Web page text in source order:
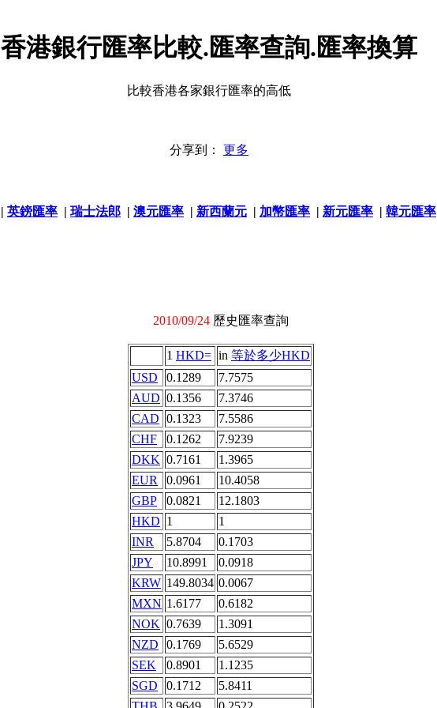
香港銀行匯率比較.匯率查詢.匯率換算
比較香港各家銀行匯率的高低
分享到： 更多
| 英鎊匯率 | 瑞士法郎 | 澳元匯率 | 新西蘭元 | 加幣匯率 | 新元匯率 | 韓元匯率
2010/09/24 歷史匯率查詢
1 HKD= in 等於多少HKD
USD
0.1289
7.7575
AUD 0.1356
7.3746
CAD 0.1323
7.5586
CHF
0.1262
7.9239
DKK 0.7161
1.3965
EUR
0.0961
10.4058
GBP
0.0821
12.1803
HKD 1
1
INR
5.8704
0.1703
JPY
10.8991
0.0918
KRW 149.8034 0.0067
MXN 1.6177
0.6182
NOK 0.7639
1.3091
NZD
0.1769
5.6529
SEK
0.8901
1.1235
SGD
0.1712
5.8411